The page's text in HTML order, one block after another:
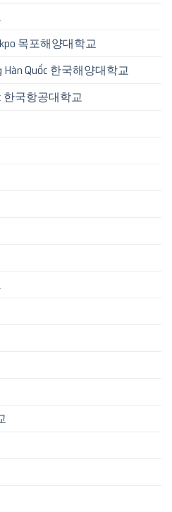
목포해양대학교
Hàn Quốc 한국해양대학교
한국항공대학교